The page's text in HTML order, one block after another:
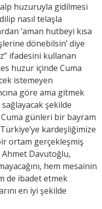
huzuruyla gidilmesi
nasıl telaşla
‘aman hutbeyi kısa
dönebilsin’ diye
ifadesini kullanan
huzur içinde Cuma
istemeyen
göre ama gitmek
şekilde
günleri bir bayram
kardeşliğimize
ortam gerçekleşmiş
Davutoğlu,
hem mesainin
de ibadet etmek
en iyi şekilde